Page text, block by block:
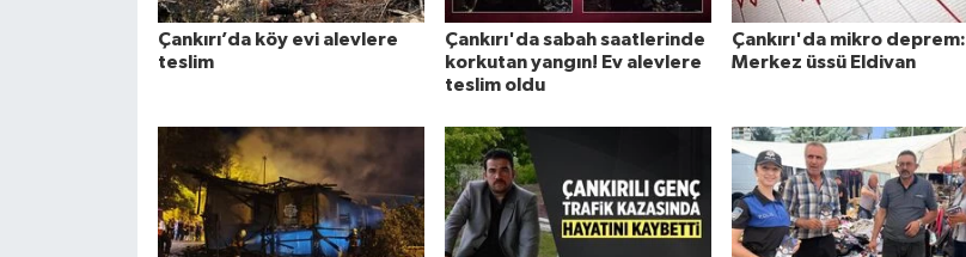
Çankırı’da köy evi alevlere
teslim
Çankırı'da sabah saatlerinde
korkutan yangın! Ev alevlere
teslim oldu
Çankırı'da mikro deprem:
Merkez üssü Eldivan